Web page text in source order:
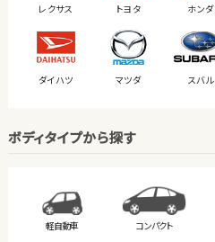
レクサス トヨタ ホンダ
ダイハツ マツダ スバル
ボディタイプから探す
軽自動車 コンパクト